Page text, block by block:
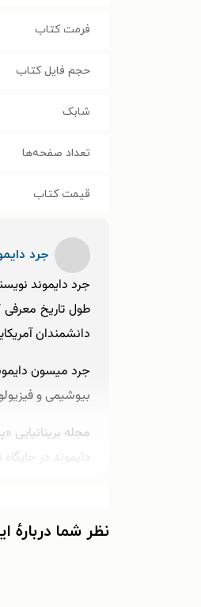
فرمت کتاب
حجم فایل کتاب
شابک
تعداد صفحه‌ها
قیمت کتاب
جرد
جرد دایموند
دانشمندان
بیوشیمی و
دایموند در
لهستانی بزرگ شد.
نظر شما دربارهٔ